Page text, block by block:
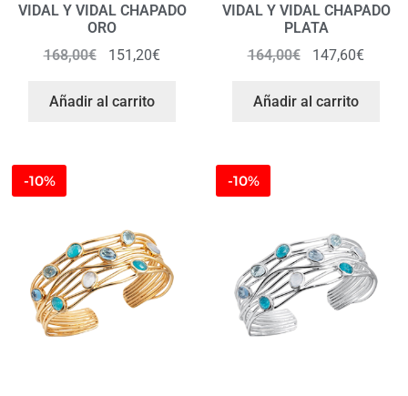
VIDAL Y VIDAL CHAPADO
ORO
168,00€ 151,20€
Añadir al carrito
VIDAL Y VIDAL CHAPADO
PLATA
164,00€ 147,60€
Añadir al carrito
-10% -10%